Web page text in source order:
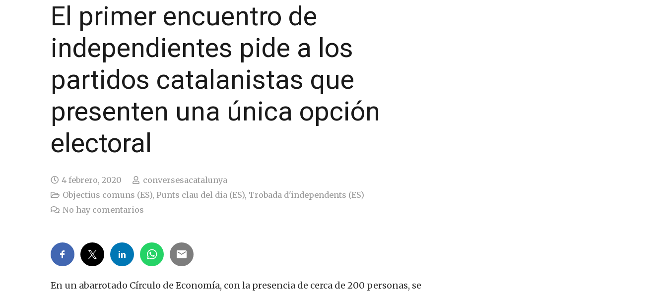
El primer encuentro de
independientes pide a los
partidos catalanistas que
presenten una única opción
electoral
4 febrero, 2020
conversesacatalunya
Objectius comuns (ES),Punts clau del dia (ES), Trobada d'independents (ES)
No hay comentarios
En un abarrotado Círculo de Economía, con la presencia de cerca de 200 personas, se